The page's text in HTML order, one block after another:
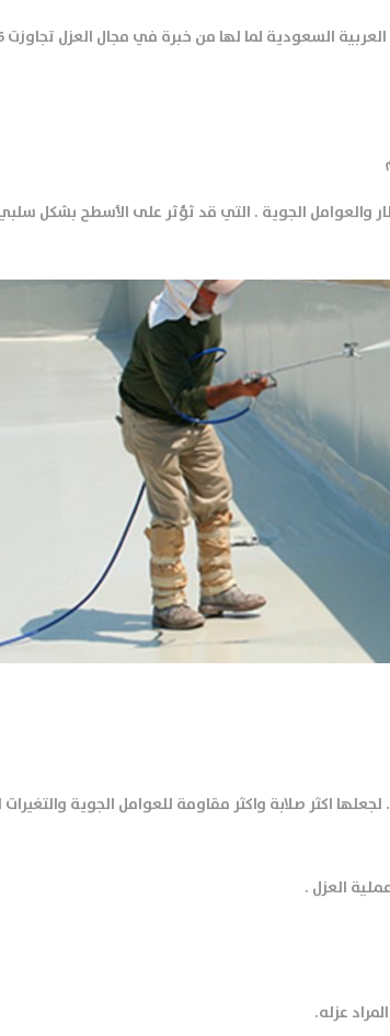
السعودية لما لها من خبرة في مجال العزل تجاوزت 16 عام .
والعوامل الجوية . التي قد ثؤثر على الأسطح بشكل
اكثر صلابة واكثر مقاومة للعوامل الجوية
العزل .
عزله.